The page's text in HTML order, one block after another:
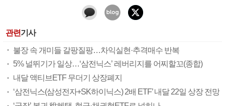
관련기사
불장 속 개미들 갈팡질팡…차익실현·추격매수 반복
5% 널뛰기가 일상…‘삼전닉스’ 레버리지를 어찌할꼬(종합)
내달 액티브ETF 무더기 상장폐지
‘삼전닉스(삼성전자+SK하이닉스) 2배 ETF’ 내달 22일 상장 전망